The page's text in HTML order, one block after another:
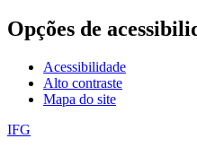
Opções de
Acessibilidade
Alto contraste
Mapa do site
IFG